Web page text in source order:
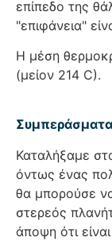
επίπεδο της
"επιφάνεια"
Η μέση
(μείον 214 C).
Καταλήξαμε
όντως ένας
θα μπορούσε να
στερεός
άποψη ότι